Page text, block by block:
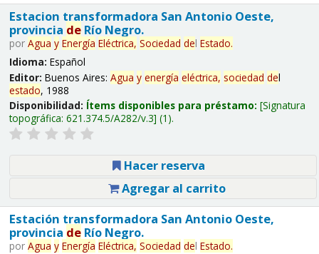
Estacion transformadora San Antonio Oeste,
provincia deRío Negro.
por Agua y Energía Eléctrica, Sociedad del Estado.
Idioma: Español
Editor: Buenos Aires: Agua y energía eléctrica, sociedad del
estado, 1988
Disponibilidad: Ítems disponibles para préstamo: Signatura
topográfica: 621.374.5/A282/v.3 (1).
Hacer reserva
Agregar al carrito
Estación transformadora San Antonio Oeste,
provincia deRío Negro.
por Agua y Energía Eléctrica, Sociedad del Estado.